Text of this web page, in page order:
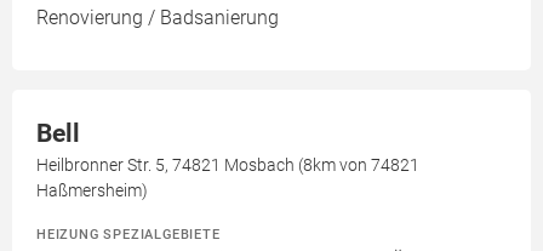
Renovierung / Badsanierung
Bell
Heilbronner Str. 5, 74821 Mosbach (8km von 74821
Haßmersheim)
HEIZUNG SPEZIALGEBIETE